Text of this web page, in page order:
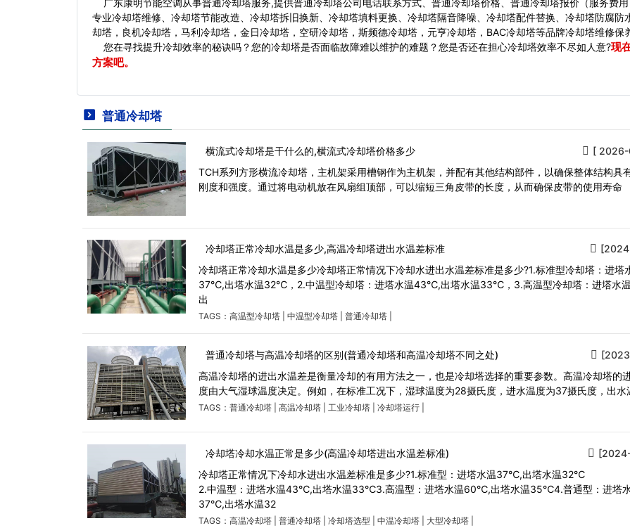
广东康明节能空调从事普通冷却塔服务,提供普通冷却塔公司电话联系方式、普通冷却塔价格、普通冷却塔报价（服务费
专业冷却塔维修、冷却塔节能改造、冷却塔拆旧换新、冷却塔填料更换、冷却塔隔音降噪、冷却塔配件替换、冷却塔防腐
却塔，良机冷却塔，马利冷却塔，金日冷却塔，空研冷却塔，斯频德冷却塔，元亨冷却塔，BAC冷却塔等品牌冷却塔维修保
您在寻找提升冷却效率的秘诀吗？您的冷却塔是否面临故障难以维护的难题？您是否还在担心冷却塔效率不尽如人意?现
方案吧。
普通冷却塔
横流式冷却塔是干什么的,横流式冷却塔价格多少
[
TCH系列方形横流冷却塔，主机架采用槽钢作为主机架，并配有其他结构部件，以确保整体结构具
刚度和强度。通过将电动机放在风扇组顶部，可以缩短三角皮带的长度，从而确保皮带的使用寿命
冷却塔正常冷却水温是多少,高温冷却塔进出水温差标准
冷却塔正常冷却水温是多少冷却塔正常情况下冷却水进出水温差标准是多少?1.标准型冷却塔：进塔
37℃,出塔水温32℃，2.中温型冷却塔：进塔水温43℃,出塔水温33℃，3.高温型冷却塔：进塔水
出
TAGS： 高温型冷却塔 中温型冷却塔 普通冷却塔
普通冷却塔与高温冷却塔的区别(普通冷却塔和高温冷却塔不同之处)
高温冷却塔的进出水温差是衡量冷却的有用方法之一，也是冷却塔选择的重要参数。高温冷却塔的
度由大气湿球温度决定。例如，在标准工况下，湿球温度为28摄氏度，进水温度为37摄氏度，出水
TAGS： 普通冷却塔 高温冷却塔 工业冷却塔 冷却塔运行
冷却塔冷却水温正常是多少(高温冷却塔进出水温差标准)
冷却塔正常情况下冷却水进出水温差标准是多少?1.标准型：进塔水温37℃,出塔水温32℃
2.中温型：进塔水温43℃,出塔水温33℃3.高温型：进塔水温60℃,出塔水温35℃4.普通型：进塔
37℃,出塔水温32
TAGS： 高温冷却塔 普通冷却塔 冷却塔选型 中温冷却塔 大型冷却塔